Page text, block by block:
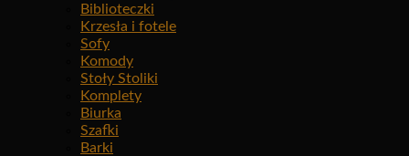
Biblioteczki
Krzesła i fotele
Sofy
Komody
Stoły Stoliki
Komplety
Biurka
Szafki
Barki